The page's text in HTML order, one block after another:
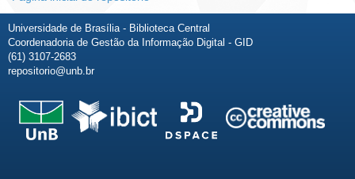
Universidade de Brasília - Biblioteca Central
Coordenadoria de Gestão da Informação Digital - GID
(61) 3107-2683
repositorio@unb.br